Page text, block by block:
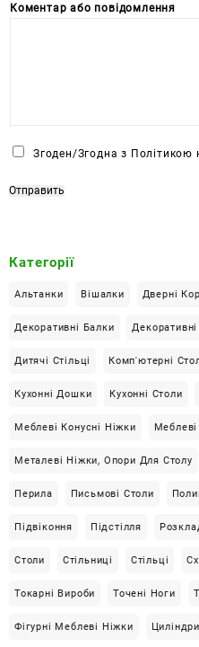
Коментар або повідомлення
Ч
к
с
Згоден/Згодна з Політикою
Отправить
Категорії
Альтанки Вішалки Дверні
Декоративні Балки
Дитячі Стільці Комп'ютерні
Кухонні Дошки Кухонні Столи
Меблеві Конусні Ніжки
Металеві Ніжки, Опори Для Столу
Перила Письмові Столи
Підвіконня Підстілля
Столи Стільниці Стільці
Токарні Вироби Точені Ноги
Фігурні Меблеві Ніжки